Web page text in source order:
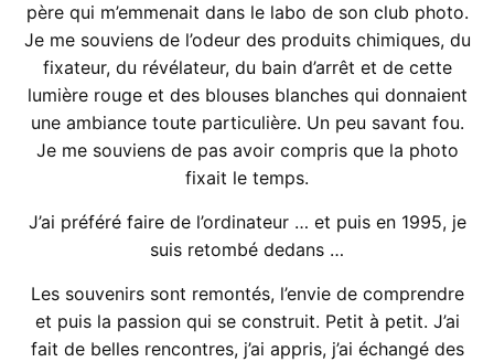
père qui m’emmenait dans le labo de son club photo.
Je me souviens de l’odeur des produits chimiques, du
fixateur, du révélateur, du bain d’arrêt et de cette
lumière rouge et des blouses blanches qui donnaient
une ambiance toute particulière. Un peu savant fou.
Je me souviens de pas avoir compris que la photo
fixait le temps.
J’ai préféré faire de l’ordinateur … et puis en 1995, je
suis retombé dedans …
Les souvenirs sont remontés, l’envie de comprendre
et puis la passion qui se construit. Petit à petit. J’ai
fait de belles rencontres, j’ai appris, j’ai échangé des